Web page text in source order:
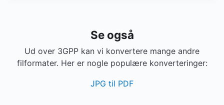
Se også
Ud over 3GPP kan vi konvertere mange andre
filformater. Her er nogle populære konverteringer:
JPG til PDF